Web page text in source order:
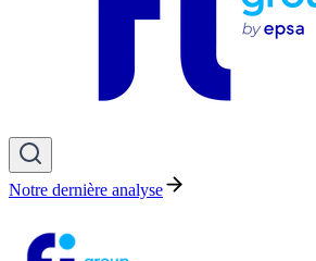
Notre dernière analyse